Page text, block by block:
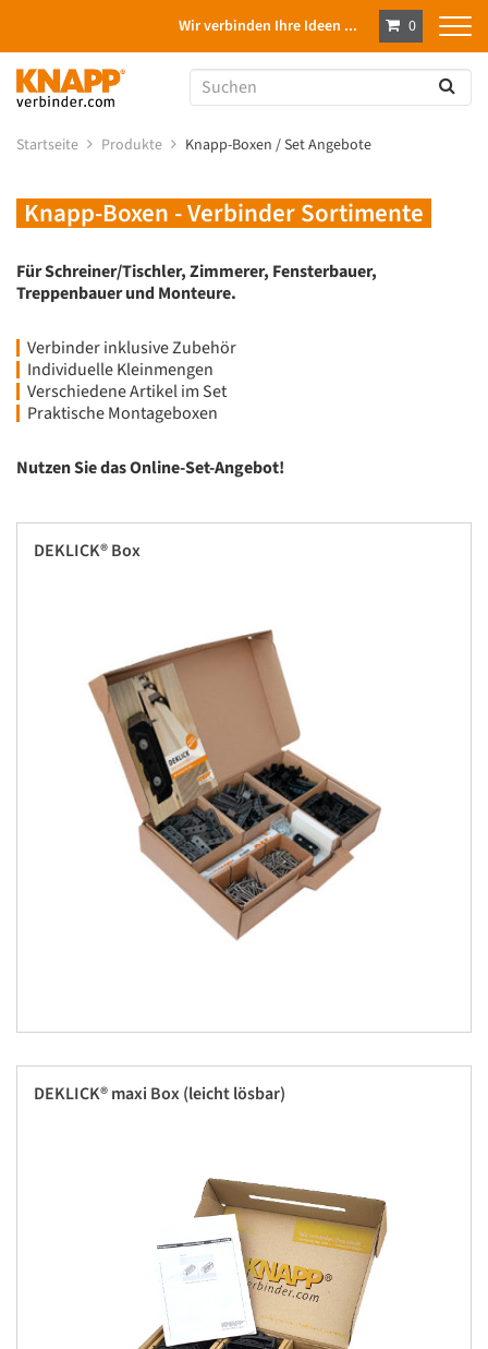
Wir verbinden Ihre Ideen ... 0
Startseite Produkte Knapp-Boxen / Set Angebote
Knapp-Boxen - Verbinder Sortimente
Für Schreiner/Tischler, Zimmerer, Fensterbauer,
Treppenbauer und Monteure.
Verbinder inklusive Zubehör
Individuelle Kleinmengen
Verschiedene Artikel im Set
Praktische Montageboxen
Nutzen Sie das Online-Set-Angebot!
DEKLICK® Box
DEKLICK® maxi Box (leicht lösbar)